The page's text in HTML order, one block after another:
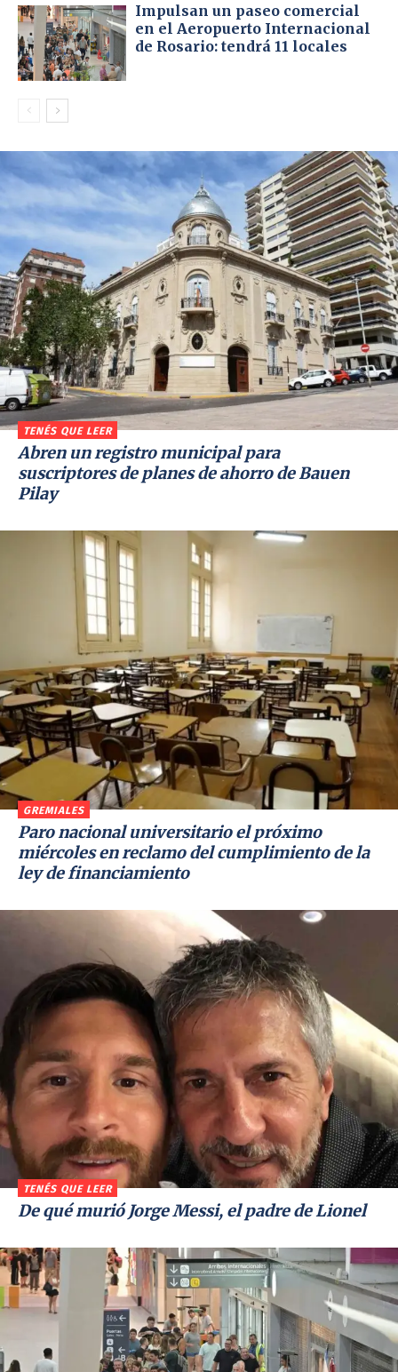
Impulsan un paseo comercial
en el Aeropuerto Internacional
de Rosario: tendrá 11 locales
TENÉS QUE LEER
Abren un registro municipal para
suscriptores de planes de ahorro de Bauen
Pilay
GREMIALES
Paro nacional universitario el próximo
miércoles en reclamo del cumplimiento de la
ley de financiamiento
TENÉS QUE LEER
De qué murió Jorge Messi, el padre de Lionel